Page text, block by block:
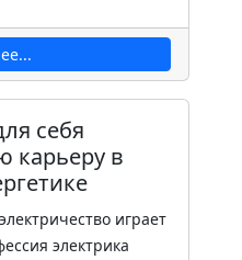
себя
карьеру в
играет
электрика